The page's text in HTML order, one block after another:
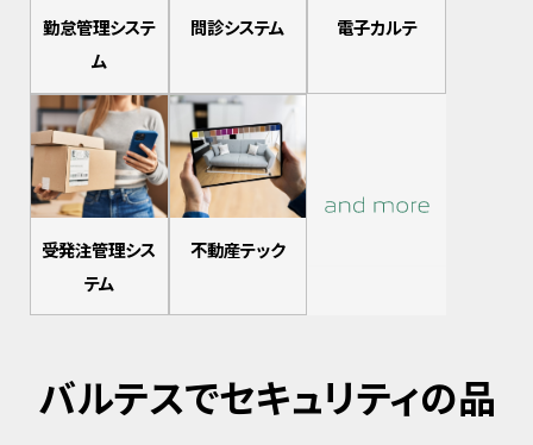
勤怠管理システ
ム
問診システム 電子カルテ
受発注管理シス
テム
不動産テック
バルテスでセキュリティの品